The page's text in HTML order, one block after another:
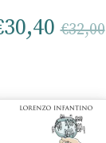
30,40 €32,00